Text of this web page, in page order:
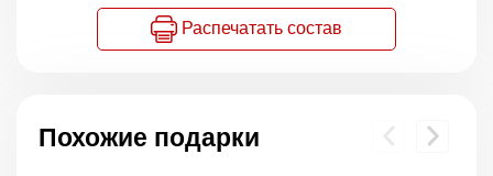
Распечатать состав
Похожие подарки